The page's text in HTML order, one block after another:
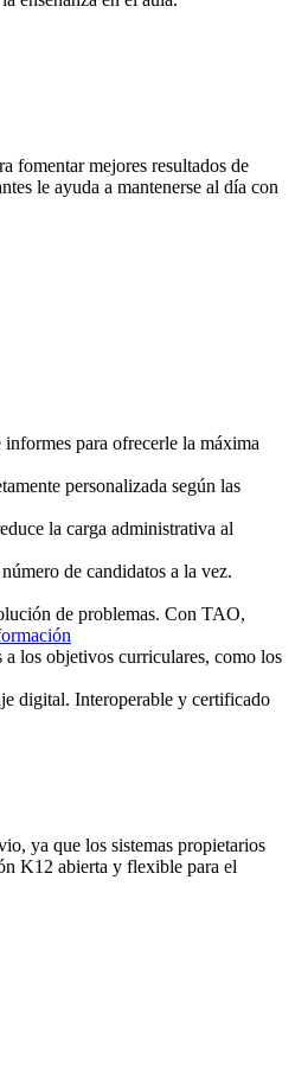
fomentar mejores resultados de
le ayuda a mantenerse al día con
para ofrecerle la máxima
personalizada según las
la carga administrativa al
de candidatos a la vez.
de problemas. Con TAO,
los objetivos curriculares, como los
digital. Interoperable y certificado
ya que los sistemas propietarios
K12 abierta y flexible para el